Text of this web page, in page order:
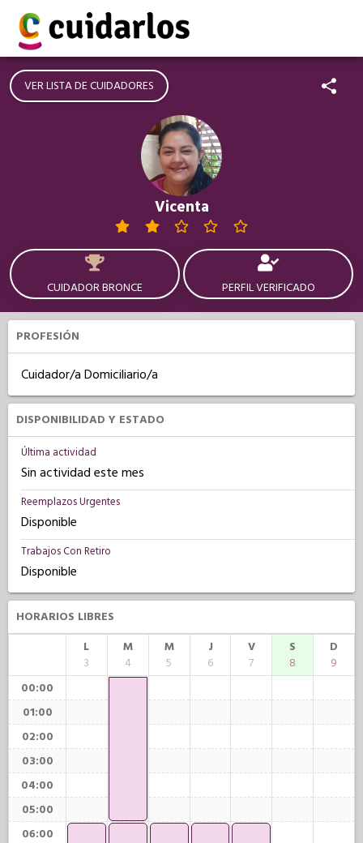
VER LISTA DE CUIDADORES
Vicenta
CUIDADOR BRONCE PERFIL VERIFICADO
PROFESIÓN
Cuidador/a Domiciliario/a
DISPONIBILIDAD Y ESTADO
Última actividad
Sin actividad este mes
Reemplazos Urgentes
Disponible
Trabajos Con Retiro
Disponible
HORARIOS LIBRES
L
3
M
4
M
5
J
6
V
7
S
8
D
9
00:00
01:00
02:00
03:00
04:00
05:00
06:00